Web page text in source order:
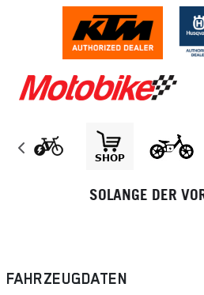
SOLANGE DER
FAHRZEUGDATEN